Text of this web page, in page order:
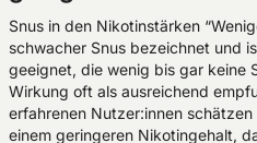
Snus in den Nikotinstärken
schwacher Snus bezeichnet und
geeignet, die wenig bis gar keine
Wirkung oft als ausreichend
erfahrenen Nutzer:innen
einem geringeren Nikotingehalt,